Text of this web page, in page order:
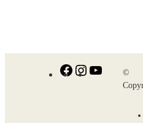
FacebookInstagram
YouTube
©